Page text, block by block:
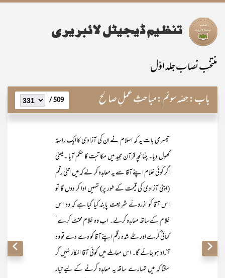
منتخب نصاب جلد اوّل
باب:حِصّہ سوئم:مباحثِ عملِ صالح 509 /
تیسری بات یہ کہ اسلام نے ان کی آزادی کا ایک راستہ
کھول دیا۔ چنانچہ قرآن مجید میں مکاتبت کا حکم آیا ۔یعنی
اگر کوئی غلام اپنے آقا سے یہ معاہدہ کر لے کہ میں اتنی رقم
(اپنی آزادی کی قیمت کے طور پر) تمہیں ادا کر دوں گا تو
اس آقا کو ازروئے شریعت پابند کیا گیا ہے کہ وہ اس
غلام کے ساتھ معاہدہ کرلے۔ اب وہ غلام محنت کرے‘
کمائی کرے اور طے شدہ رقم اپنے آقا کو دے دے تو وہ
آزاد ہو جائے گا۔ اس معاملے میں کوئی آقا انکار نہیں کر
سکتا کہ میں تمہارے ساتھ یہ معاہدہ کرنے کے لیے تیار